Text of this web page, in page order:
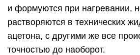
и формуются при нагревании,
растворяются в технических
ацетона, с другими же все
точностью до наоборот.